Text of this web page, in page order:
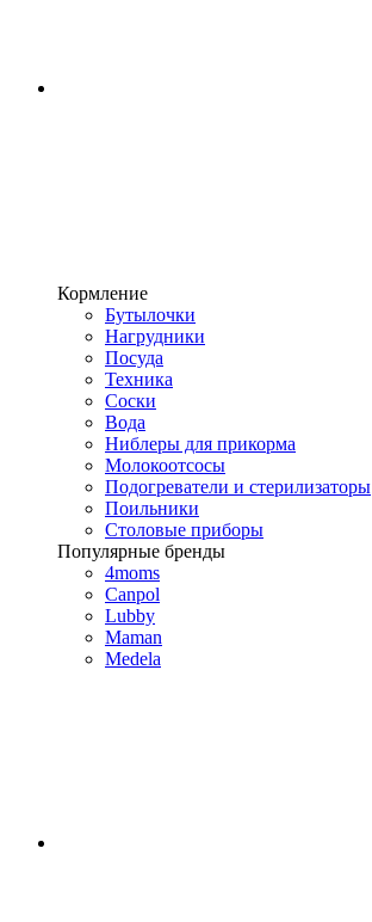
Кормление
Бутылочки
Нагрудники
Посуда
Техника
Соски
Вода
Ниблеры для прикорма
Молокоотсосы
Подогреватели и стерилизаторы
Поильники
Столовые приборы
Популярные бренды
4moms
Canpol
Lubby
Maman
Medela